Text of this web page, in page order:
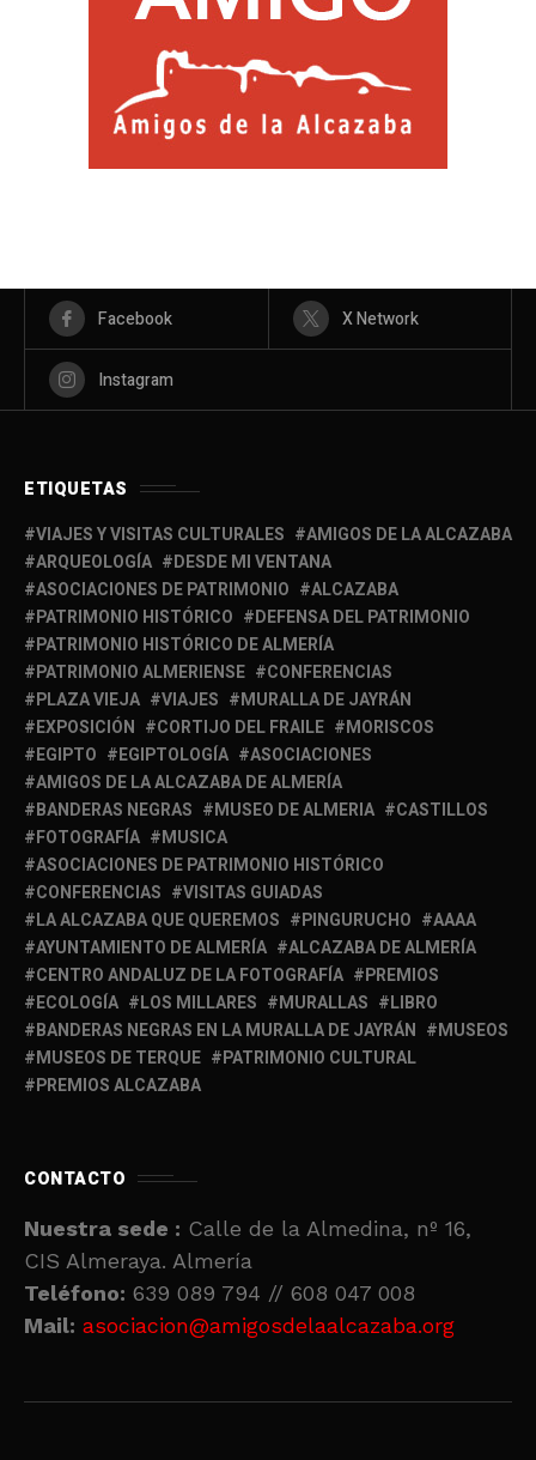
Facebook X Network
Instagram
ETIQUETAS
VIAJES Y VISITAS CULTURALES
AMIGOS DE LA ALCAZABA
ARQUEOLOGÍA
DESDE MI VENTANA
ASOCIACIONES DE PATRIMONIO
ALCAZABA
PATRIMONIO HISTÓRICO
DEFENSA DEL PATRIMONIO
PATRIMONIO HISTÓRICO DE ALMERÍA
PATRIMONIO ALMERIENSE
CONFERENCIAS
PLAZA VIEJA
VIAJES
MURALLA DE JAYRÁN
EXPOSICIÓN
CORTIJO DEL FRAILE
MORISCOS
EGIPTO
EGIPTOLOGÍA
ASOCIACIONES
AMIGOS DE LA ALCAZABA DE ALMERÍA
BANDERAS NEGRAS
MUSEO DE ALMERIA
CASTILLOS
FOTOGRAFÍA
MUSICA
ASOCIACIONES DE PATRIMONIO HISTÓRICO
CONFERENCIAS
VISITAS GUIADAS
LA ALCAZABA QUE QUEREMOS
PINGURUCHO
AAAA
AYUNTAMIENTO DE ALMERÍA
ALCAZABA DE ALMERÍA
CENTRO ANDALUZ DE LA FOTOGRAFÍA
PREMIOS
ECOLOGÍA
LOS MILLARES MURALLAS
LIBRO
BANDERAS NEGRAS EN LA MURALLA DE JAYRÁN
MUSEOS
MUSEOS DE TERQUE
PATRIMONIO CULTURAL
PREMIOS ALCAZABA
CONTACTO
Nuestra sede : Calle de la Almedina, nº 16,
CIS Almeraya. Almería
Teléfono: 639 089 794 // 608 047 008
Mail: asociacion@amigosdelaalcazaba.org